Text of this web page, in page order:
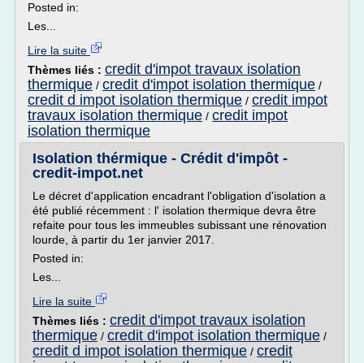
Posted in:
Les...
Lire la suite
Thèmes liés : credit d'impot travaux isolation
thermique / credit d'impot isolation thermique /
credit d impot isolation thermique / credit impot
travaux isolation thermique / credit impot
isolation thermique
Isolation thérmique - Crédit d'impôt -
credit-impot.net
Le décret d'application encadrant l'obligation d'isolation a
été publié récemment : l' isolation thermique devra être
refaite pour tous les immeubles subissant une rénovation
lourde, à partir du 1er janvier 2017.
Posted in:
Les...
Lire la suite
Thèmes liés : credit d'impot travaux isolation
thermique / credit d'impot isolation thermique /
credit d impot isolation thermique / credit